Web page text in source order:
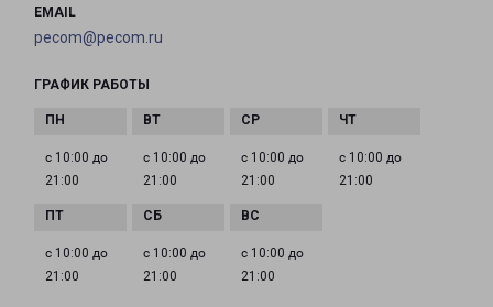
EMAIL
pecom@pecom.ru
ГРАФИК РАБОТЫ
с 10:00 до
21:00
с 10:00 до
21:00
с 10:00 до
21:00
с 10:00 до
21:00
с 10:00 до
21:00
с 10:00 до
21:00
с 10:00 до
21:00